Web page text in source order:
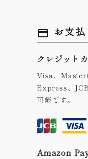
payment お支
クレジット
Visa、
Express、
可能です。
Amazon